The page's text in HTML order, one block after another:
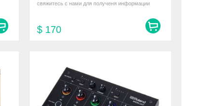
свяжитесь с нами для полученя информации
$170